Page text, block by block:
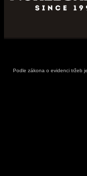
Podle zákona o evidenci tržeb